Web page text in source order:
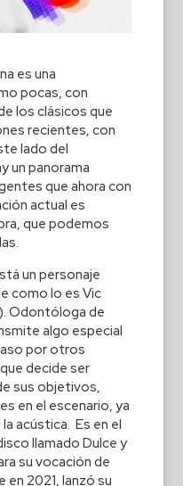
es una
pocas, con
los clásicos que
recientes, con
lado del
un panorama
que ahora con
actual es
que podemos
un personaje
como lo es Vic
Odontóloga de
algo especial
por otros
decide ser
sus objetivos,
en el escenario, ya
acústica. Es en el
llamado Dulce y
su vocación de
2021, lanzó su